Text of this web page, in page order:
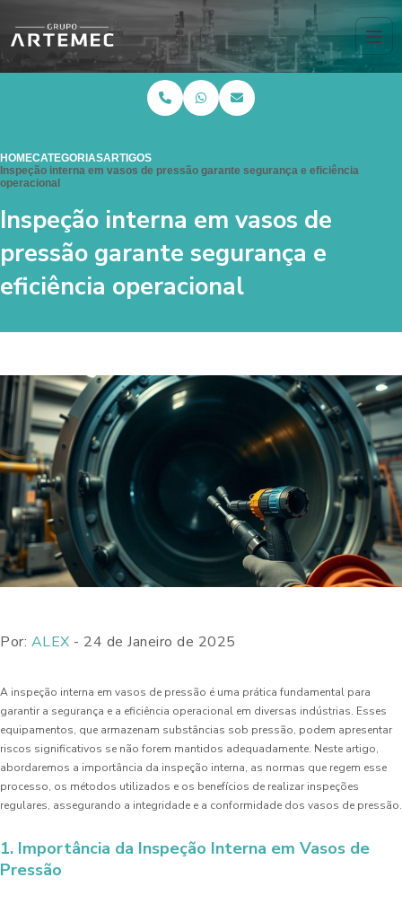
HOMECATEGORIASARTIGOS
Inspeção interna em vasos de pressão garante segurança e eficiência
operacional
Inspeção interna em vasos de
pressão garante segurança e
eficiência operacional
Por: ALEX - 24 de Janeiro de 2025
A inspeção interna em vasos de pressão é uma prática fundamental para
garantir a segurança e a eficiência operacional em diversas indústrias. Esses
equipamentos, que armazenam substâncias sob pressão, podem apresentar
riscos significativos se não forem mantidos adequadamente. Neste artigo,
abordaremos a importância da inspeção interna, as normas que regem esse
processo, os métodos utilizados e os benefícios de realizar inspeções
regulares, assegurando a integridade e a conformidade dos vasos de pressão.
1. Importância da Inspeção Interna em Vasos de
Pressão